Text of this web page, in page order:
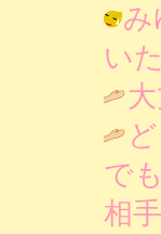
み
い
で
相